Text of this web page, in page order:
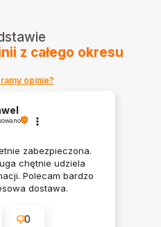
z całego okresu
opinie?
zabezpieczona.
chętnie udziela
Polecam bardzo
dostawa.
0